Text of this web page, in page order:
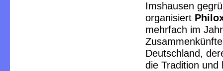
Imshausen
organisiert
mehrfach im Jahr
Deutschland,
die Tradition und